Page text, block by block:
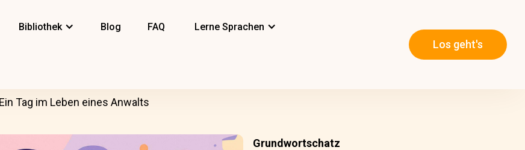
Bibliothek Blog FAQ Lerne Sprachen
Los geht's
Ein Tag im Leben eines Anwalts
Grundwortschatz